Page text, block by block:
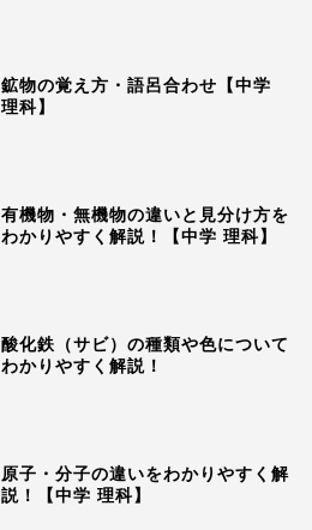
鉱物の覚え方・語呂合わせ【中学
理科】
有機物・無機物の違いと見分け方を
わかりやすく解説！【中学 理科】
酸化鉄（サビ）の種類や色について
わかりやすく解説！
原子・分子の違いをわかりやすく解
説！【中学 理科】